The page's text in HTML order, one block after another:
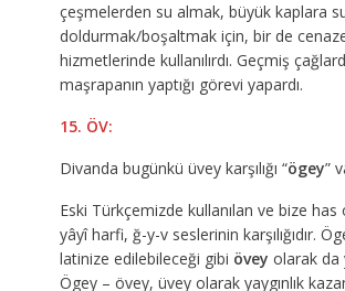
çeşmelerden su almak, büyük kaplara
doldurmak/boşaltmak için, bir de
hizmetlerinde kullanılırdı. Geçmiş
maşrapanın yaptığı görevi yapardı.
15. ÖV:
Divanda bugünkü üvey karşılığı “ögey”
Eski Türkçemizde kullanılan ve bize has
yâyî harfi, ğ-y-v seslerinin karşılığıdır.
latinize edilebileceği gibi övey olarak da
Ögey – övey, üvey olarak yaygınlık